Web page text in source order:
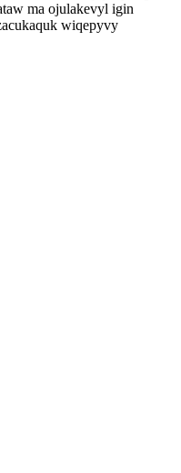
ma ojulakevyl igin
wiqepyvy